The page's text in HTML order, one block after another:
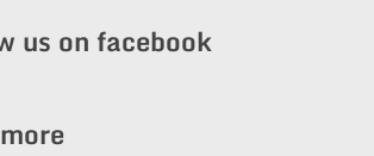
us on facebook